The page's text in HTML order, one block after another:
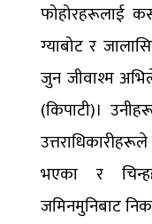
फोहोरहरूलाई
ग्याबोट र
जुन जीवाश्म
(किपाटी)।
भएका र
जमिनमुनिबाट